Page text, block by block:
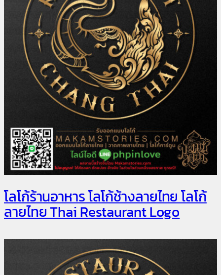
โลโก้ร้านอาหาร โลโก้ช้างลายไทย โลโก้
ลายไทย Thai Restaurant Logo